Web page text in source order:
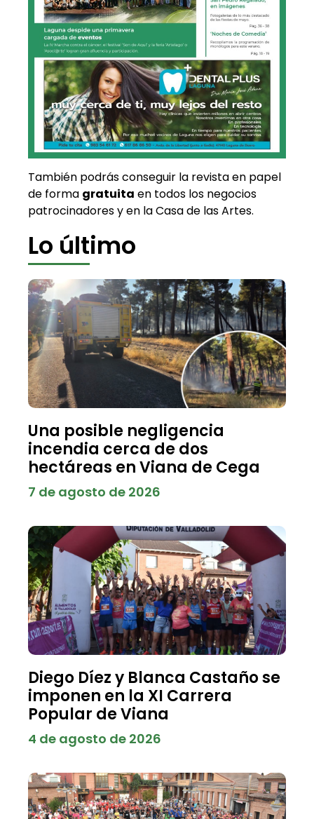
También podrás conseguir la revista en papel
de forma gratuita en todos los negocios
patrocinadores y en la Casa de las Artes.
Lo último
Una posible negligencia
incendia cerca de dos
hectáreas en Viana de Cega
7 de agosto de 2026
Diego Díez y Blanca Castaño se
imponen en la XI Carrera
Popular de Viana
4 de agosto de 2026